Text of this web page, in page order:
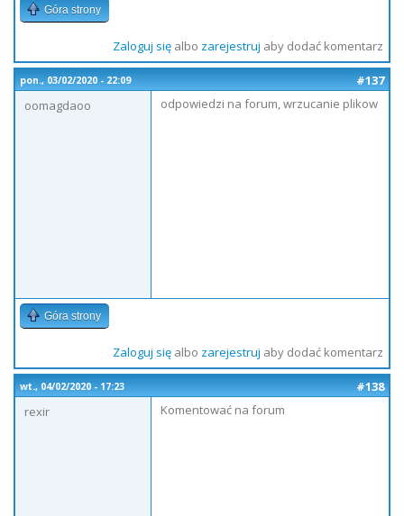
Góra strony
Zaloguj sięalbo zarejestruj aby dodać komentarz
pon., 03/02/2020 - 22:09
#137
oomagdaoo
odpowiedzi na forum, wrzucanie plikow
Góra strony
Zaloguj sięalbo zarejestruj aby dodać komentarz
wt., 04/02/2020 - 17:23
#138
rexir
Komentować na forum